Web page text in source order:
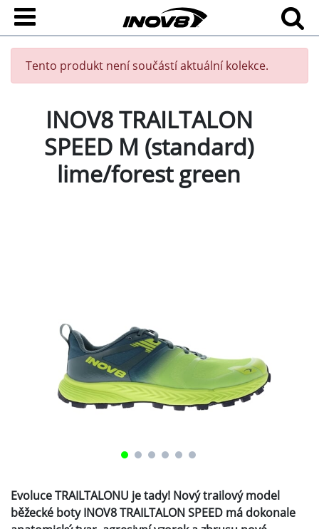
Tento produkt není součástí aktuální kolekce.
INOV8 TRAILTALON
SPEED M (standard)
lime/forest green
NAJÍT PRODEJCE
Doporučená maloobchodní cena
POPIS ZEPTEJTE SE NÁS